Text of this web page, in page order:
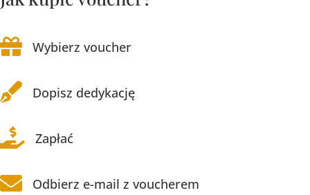
 Wybierz voucher
 Dopisz dedykację
 Zapłać
 Odbierz e-mail z voucherem